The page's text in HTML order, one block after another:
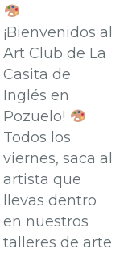
¡Bienvenidos al
Art Club de La
Casita de
Inglés en
Pozuelo!
Todos los
viernes, saca al
artista que
llevas dentro
en nuestros
talleres de arte